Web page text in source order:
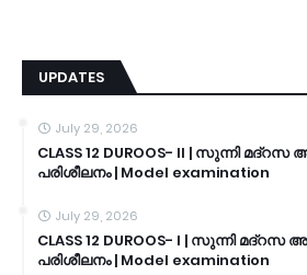
UPDATES
July 29, 2026
CLASS 12 DUROOS- II | സുന്നി
പരിശീലനം | Model examination
July 29, 2026
CLASS 12 DUROOS- I | സുന്നി മദ്റസ
പരിശീലനം | Model examination